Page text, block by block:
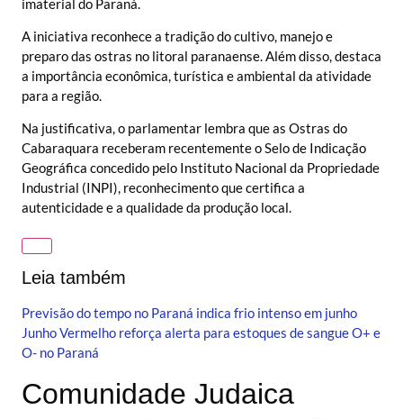
imaterial do Paraná.
A iniciativa reconhece a tradição do cultivo, manejo e
preparo das ostras no litoral paranaense. Além disso, destaca
a importância econômica, turística e ambiental da atividade
para a região.
Na justificativa, o parlamentar lembra que as Ostras do
Cabaraquara receberam recentemente o Selo de Indicação
Geográfica concedido pelo Instituto Nacional da Propriedade
Industrial (INPI), reconhecimento que certifica a
autenticidade e a qualidade da produção local.
Leia também
Previsão do tempo no Paraná indica frio intenso em junho
Junho Vermelho reforça alerta para estoques de sangue O+ e
O- no Paraná
Comunidade Judaica